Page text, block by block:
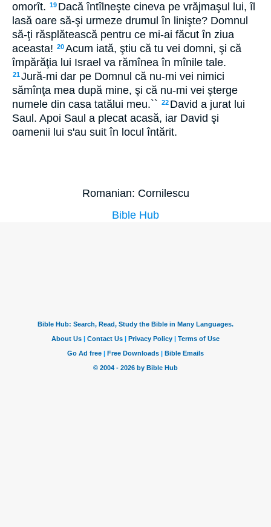
omorît. 19 Dacă întîlneşte cineva pe vrăjmaşul lui, îl
lasă oare să-şi urmeze drumul în linişte? Domnul
să-ţi răsplătească pentru ce mi-ai făcut în ziua
aceasta! 20Acum iată, ştiu că tu vei domni, şi că
împărăţia lui Israel va rămînea în mînile tale.
21Jură-mi dar pe Domnul că nu-mi vei nimici
sămînţa mea după mine, şi că nu-mi vei şterge
numele din casa tatălui meu.`` 22 David a jurat lui
Saul. Apoi Saul a plecat acasă, iar David şi
oamenii lui s'au suit în locul întărit.
Romanian: Cornilescu
Bible Hub